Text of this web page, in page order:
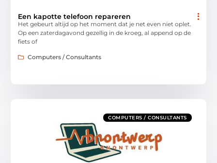
Een kapotte telefoon repareren
Het gebeurt altijd op het moment dat je net even niet oplet.
Op een zaterdagavond gezellig in de kroeg, al append op de
fiets of
Computers / Consultants
COMPUTERS / CONSULTANTS